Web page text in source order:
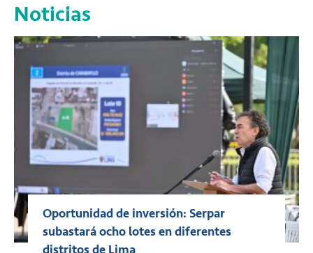
Noticias
Oportunidad de inversión: Serpar
subastará ocho lotes en diferentes
distritos de Lima